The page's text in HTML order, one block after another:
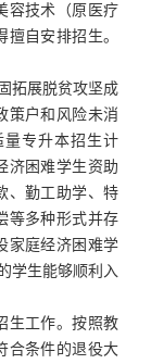
容技术（原医疗
自安排招生。
拓展脱贫攻坚成
策户和风险未消
量专升本招生计
济困难学生资助
、勤工助学、特
等多种形式并存
家庭经济困难学
学生能够顺利入
工作。按照教
合条件的退役大